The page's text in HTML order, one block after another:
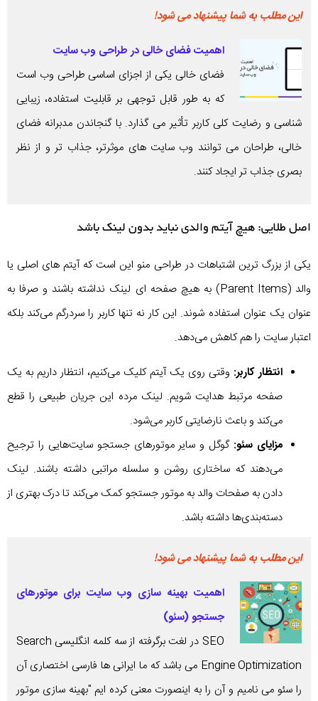
این مطلب به شما پیشنهاد می شود!
اهمیت فضای خالی در طراحی وب سایت
فضای خالی یکی از اجزای اساسی طراحی وب است
که به طور قابل توجهی بر قابلیت استفاده، زیبایی
شناسی و رضایت کلی کاربر تأثیر می گذارد. با گنجاندن مدبرانه فضای
خالی، طراحان می توانند وب سایت های موثرتر، جذاب تر و از نظر
بصری جذاب تر ایجاد کنند.
اصل طلایی: هیچ آیتم والدی نباید بدون لینک باشد
یکی از بزرگ ترین اشتباهات در طراحی منو این است که آیتم های اصلی یا
والد (Parent Items) به هیچ صفحه ای لینک نداشته باشند و صرفا به
عنوان یک عنوان استفاده شوند. این کار نه تنها کاربر را سردرگم می‌کند بلکه
اعتبار سایت را هم کاهش می‌دهد.
انتظار کاربر: وقتی روی یک آیتم کلیک می‌کنیم، انتظار داریم به یک
صفحه مرتبط هدایت شویم. لینک مرده این جریان طبیعی را قطع
می‌کند و باعث نارضایتی کاربر می‌شود.
مزایای سئو: گوگل و سایر موتورهای جستجو سایت‌هایی را ترجیح
می‌دهند که ساختاری روشن و سلسله‌ مراتبی داشته باشند. لینک
دادن به صفحات والد به موتور جستجو کمک می‌کند تا درک بهتری از
دسته‌بندی‌ها داشته باشد.
این مطلب به شما پیشنهاد می شود!
اهمیت بهینه سازی وب سایت برای موتورهای
جستجو (سئو)
SEO در لغت برگرفته از سه کلمه انگلیسی Search
Engine Optimization می باشد که ما ایرانی ها فارسی اختصاری آن
را سئو می نامیم و آن را به اینصورت معنی کرده ایم "بهینه سازی موتور